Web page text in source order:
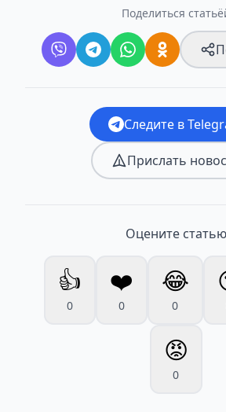
Поделиться
Следите в
Прислать
Оцените статью
👍
0
❤️
0
😂
0
😡
0